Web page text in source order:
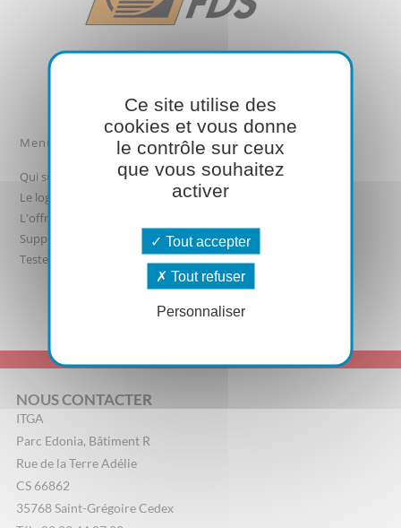
Menu
Qui sommes-nous ?
Le logiciel
L'offre
Support logiciel
Testez-le
NOUS CONTACTER
ITGA
Parc Edonia, Bâtiment R
Rue de la Terre Adélie
CS 66862
35768 Saint-Grégoire Cedex
Ce site utilise des
cookies et vous donne
le contrôle sur ceux
que vous souhaitez
activer
Tout accepter
Tout refuser
Personnaliser